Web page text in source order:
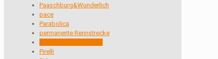
Paaschburg&Wunderlich
pace
Parabolica
permanente Rennstrecke
Pirelli